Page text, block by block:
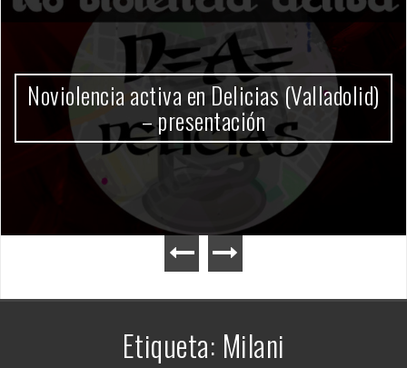
Gobierno Milei
Etiqueta: Milani